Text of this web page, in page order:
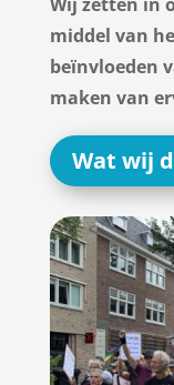
middel van
beïnvloeden
maken van
Wat wij